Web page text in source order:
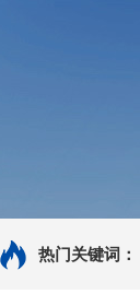
热门关键词：